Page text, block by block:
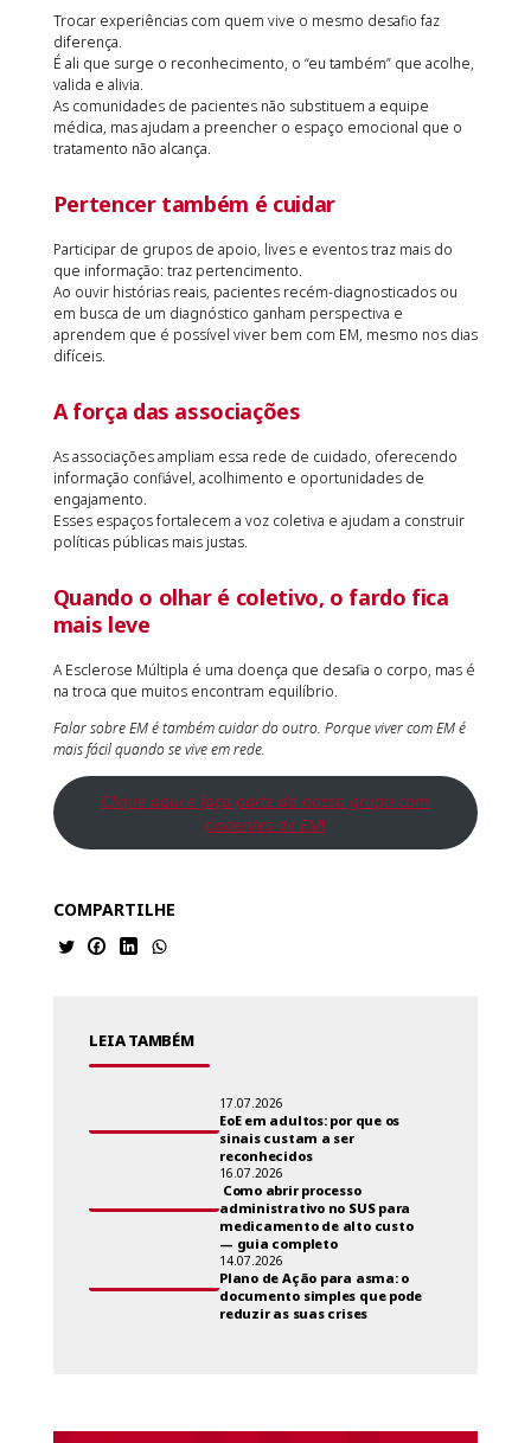
Trocar experiências com quem vive o mesmo desafio faz
diferença.
É ali que surge o reconhecimento, o “eu também” que acolhe,
valida e alivia.
As comunidades de pacientes não substituem a equipe
médica, mas ajudam a preencher o espaço emocional que o
tratamento não alcança.
Pertencer também é cuidar
Participar de grupos de apoio, lives e eventos traz mais do
que informação: traz pertencimento.
Ao ouvir histórias reais, pacientes recém-diagnosticados ou
em busca de um diagnóstico ganham perspectiva e
aprendem que é possível viver bem com EM, mesmo nos dias
difíceis.
A força das associações
As associações ampliam essa rede de cuidado, oferecendo
informação confiável, acolhimento e oportunidades de
engajamento.
Esses espaços fortalecem a voz coletiva e ajudam a construir
políticas públicas mais justas.
Quando o olhar é coletivo, o fardo fica
mais leve
A Esclerose Múltipla é uma doença que desafia o corpo, mas é
na troca que muitos encontram equilíbrio.
Falar sobre EM é também cuidar do outro. Porque viver com EM é
mais fácil quando se vive em rede.
Clique aqui e faça parte do nosso grupo com
pacientes de EM!
COMPARTILHE
LEIA TAMBÉM
17.07.2026
EoE em adultos: por que os
sinais custam a ser
reconhecidos
16.07.2026
Como abrir processo
administrativo no SUS para
medicamento de alto custo
— guia completo
14.07.2026
Plano de Ação para asma: o
documento simples que pode
reduzir as suas crises